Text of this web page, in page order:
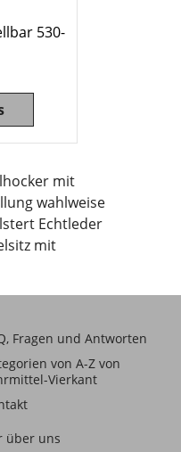
530-
mit
wahlweise
Echtleder
mit
Fragen und Antworten
von A-Z von
Vierkant
über uns